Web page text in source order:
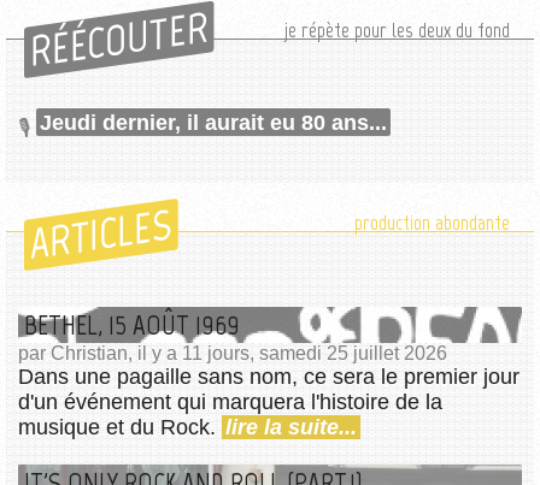
RÉÉCOUTER je répète pour les deux du fond
Jeudi dernier, il aurait eu 80 ans...
ARTICLES production abondante
BETHEL, 15 AOÛT 1969
par Christian, il y a 11 jours, samedi 25 juillet 2026
Dans une pagaille sans nom, ce sera le premier jour
d'un événement qui marquera l'histoire de la
musique et du Rock. lire la suite...